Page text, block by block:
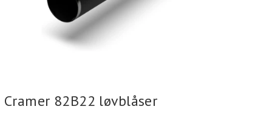
Cramer 82B22 løvblåser